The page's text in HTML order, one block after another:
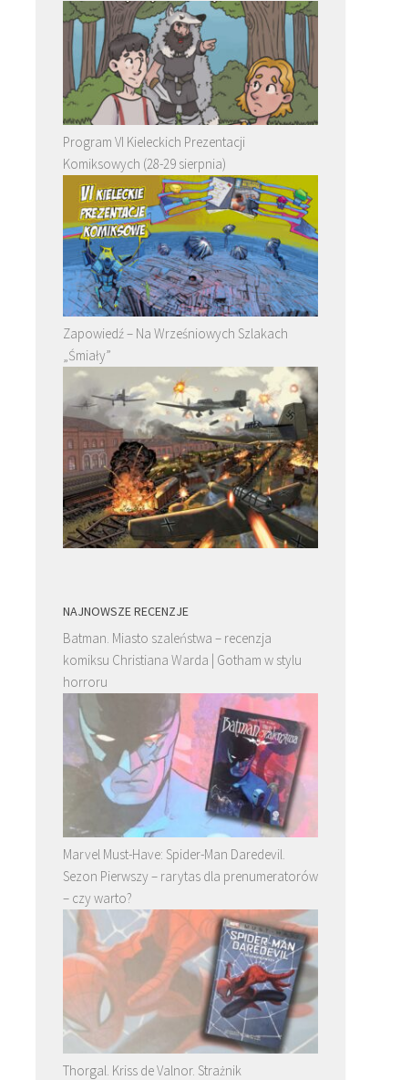
Program VI Kieleckich Prezentacji
Komiksowych (28-29 sierpnia)
Zapowiedź – Na Wrześniowych Szlakach
„Śmiały”
NAJNOWSZE RECENZJE
Batman. Miasto szaleństwa – recenzja
komiksu Christiana Warda | Gotham w stylu
horroru
Marvel Must-Have: Spider-Man Daredevil.
Sezon Pierwszy – rarytas dla prenumeratorów
– czy warto?
Thorgal. Kriss de Valnor. Strażnik